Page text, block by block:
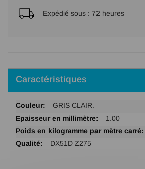
Expédié sous : 72 heures
Caractéristiques
Plus
d'infos
GRIS CLAIR.
1.00
DX51D Z275